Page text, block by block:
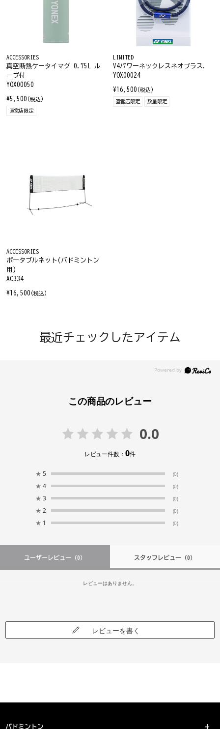
ACCESSORIES
真空断熱ケータイマグ 0.75L ル
ープ付
YOX00050
¥5,500 (税込)
直営店限定
LIMITED
V4パワーネックレスネオプラス.
YOX00024
¥16,500 (税込)
直営店限定 数量限定
ACCESSORIES
ポータブルネット(バドミントン
用)
AC334
¥16,500 (税込)
最近チェックしたアイテム
この商品のレビュー
0.0
レビュー件数：0件
★ 5 (0)
★ 4 (0)
★ 3 (0)
★ 2 (0)
★ 1 (0)
ユーザーレビュー （0） スタッフレビュー（0）
レビューはありません。
レビューを書く
バドミントン